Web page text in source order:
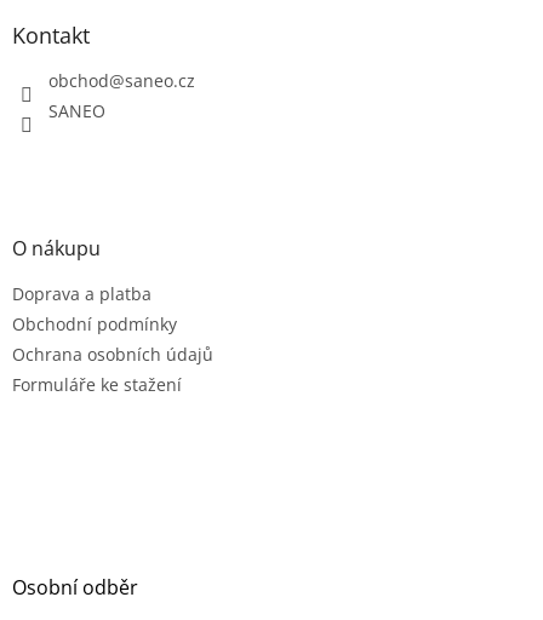
Kontakt
obchod@saneo.cz
SANEO
O nákupu
Doprava a platba
Obchodní podmínky
Ochrana osobních údajů
Formuláře ke stažení
Osobní odběr